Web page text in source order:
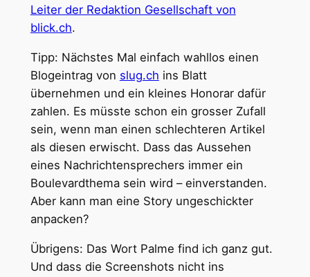
Leiter der Redaktion Gesellschaft von
blick.ch.
Tipp: Nächstes Mal einfach wahllos einen
Blogeintrag von slug.ch ins Blatt
übernehmen und ein kleines Honorar dafür
zahlen. Es müsste schon ein grosser Zufall
sein, wenn man einen schlechteren Artikel
als diesen erwischt. Dass das Aussehen
eines Nachrichtensprechers immer ein
Boulevardthema sein wird – einverstanden.
Aber kann man eine Story ungeschickter
anpacken?
Übrigens: Das Wort Palme find ich ganz gut.
Und dass die Screenshots nicht ins